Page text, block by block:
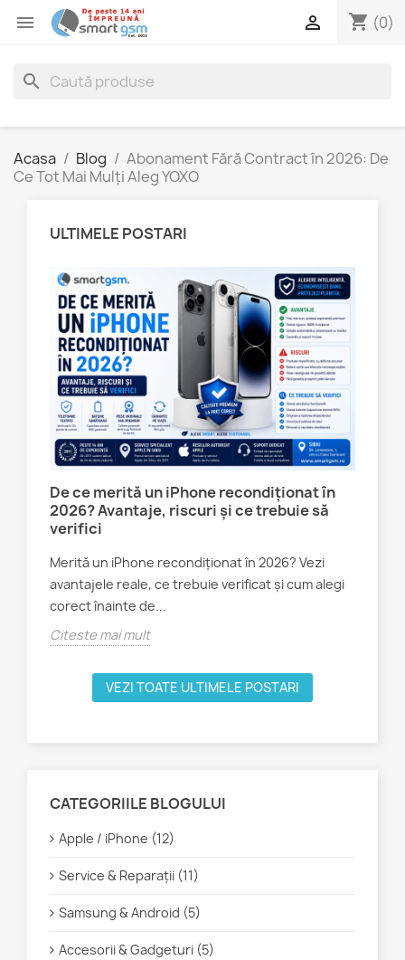
 shopping_cart (0)

search
Acasa Blog
Abonament Fără Contract în 2026: De
Ce Tot Mai Mulți Aleg YOXO
ULTIMELE POSTARI
De ce merită un iPhone recondiționat în
2026? Avantaje, riscuri și ce trebuie să
verifici
Merită un iPhone recondiționat în 2026? Vezi
avantajele reale, ce trebuie verificat și cum alegi
corect înainte de...
Citeste mai mult
VEZI TOATE ULTIMELE POSTARI
CATEGORIILE BLOGULUI
Apple / iPhone (12)
Service & Reparații (11)
Samsung & Android (5)
Accesorii & Gadgeturi (5)